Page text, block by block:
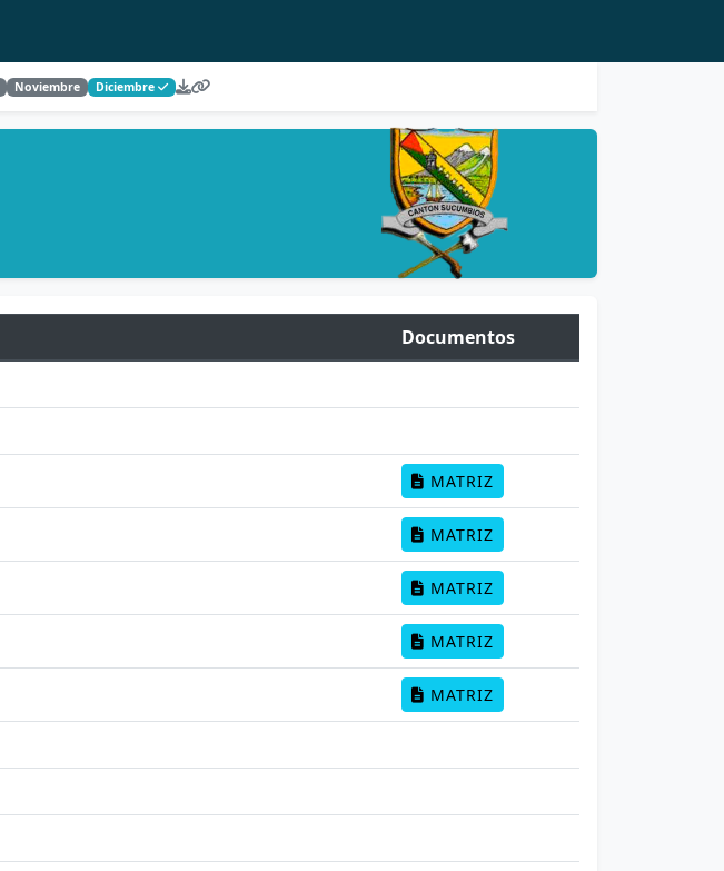
Noviembre Diciembre
Documentos
MATRIZ
MATRIZ
MATRIZ
MATRIZ
MATRIZ